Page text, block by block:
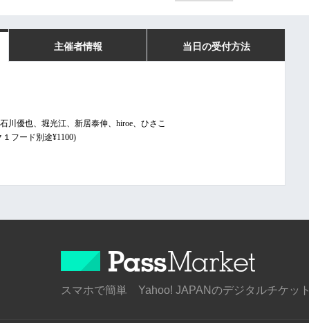
主催者情報 当日の受付方法
川優也、堀光江、新居泰伸、hiroe、ひさこ
フード別途¥1100)
スマホで簡単 Yahoo! JAPANのデジタルチケット